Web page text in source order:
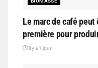
Le marc de café
première pour
il y a 1 jour